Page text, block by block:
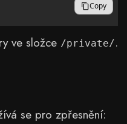
Copy
ve složce /private/ .
se pro zpřesnění: